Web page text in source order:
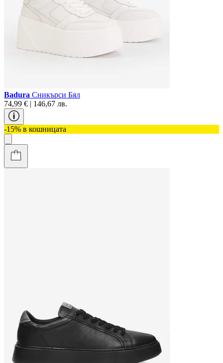
Badura Сникърси Бял
74,99 € | 146,67 лв.
-15% в кошницата